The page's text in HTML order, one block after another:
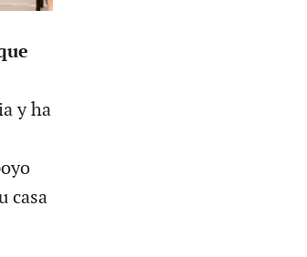
y ha
casa